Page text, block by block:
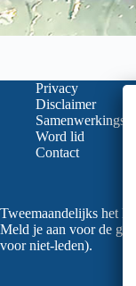
Privacy
Disclaimer
Word lid
Contact
Tweemaandelijks het
Meld je aan voor de
voor niet-leden).